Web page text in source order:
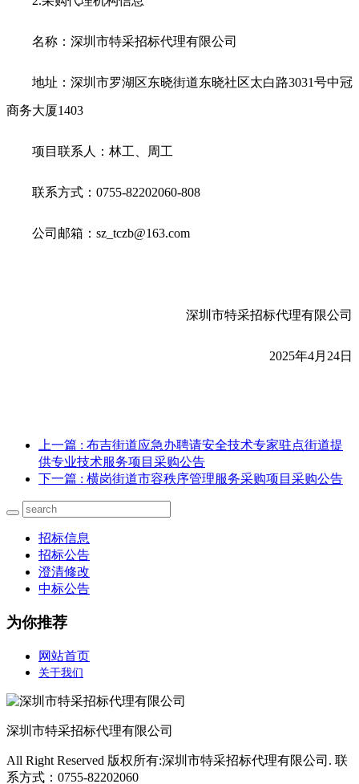
名称：深圳市特采招标代理有限公司
地址：深圳市罗湖区东晓街道东晓社区太白路3031号中冠
商务大厦1403
项目联系人：林工、周工
联系方式：0755-82202060-808
公司邮箱：sz_tczb@163.com
深圳市特采招标代理有限公司
2025年4月24日
上一篇 : 布吉街道应急办聘请安全技术专家驻点街道提
供专业技术服务项目采购公告
下一篇 : 横岗街道市容秩序管理服务采购项目采购公告
招标信息
招标公告
澄清修改
中标公告
为你推荐
网站首页
关于我们
深圳市特采招标代理有限公司
All Right Reserved 版权所有:深圳市特采招标代理有限公司. 联
系方式：0755-82202060